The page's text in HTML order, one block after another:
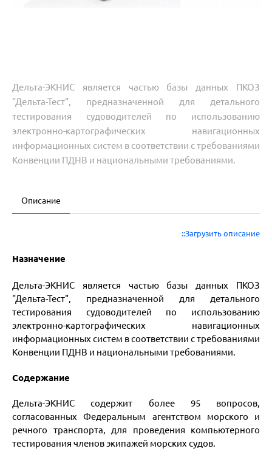
Дельта-ЭКНИС является частью базы данных ПКОЗ
"Дельта-Тест", предназначенной для детального
тестирования судоводителей по использованию
электронно-картографических навигационных
информационных систем в соответствии с требованиями
Конвенции ПДНВ и национальными требованиями.
Описание
::Загрузить описание
Назначение
Дельта-ЭКНИС является частью базы данных ПКОЗ
"Дельта-Тест", предназначенной для детального
тестирования судоводителей по использованию
электронно-картографических навигационных
информационных систем в соответствии с требованиями
Конвенции ПДНВ и национальными требованиями.
Содержание
Дельта-ЭКНИС содержит более 95 вопросов,
согласованных Федеральным агентством морского и
речного транспорта, для проведения компьютерного
тестирования членов экипажей морских судов.